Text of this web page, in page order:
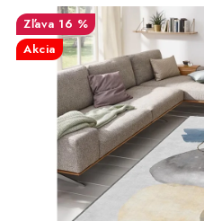
KUCHYŇA
SPÁĽŇA
PREDSIENE
PRACOVŇA / KANCELÁRIA
KÚPEĽŇA
16 %
Akcia